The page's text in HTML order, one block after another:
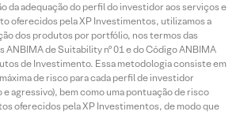
da adequação do perfil do investidor aos serviços e
oferecidos pela XP Investimentos, utilizamos a
dos produtos por portfólio, nos termos das
ANBIMA de Suitability nº 01 e do Código ANBIMA
de Investimento. Essa metodologia consiste em
de risco para cada perfil de investidor
agressivo), bem como uma pontuação de risco
oferecidos pela XP Investimentos, de modo que